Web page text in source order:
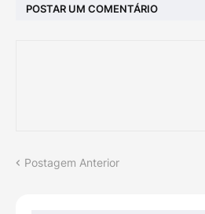
POSTAR UM COMENTÁRIO
Postagem Anterior